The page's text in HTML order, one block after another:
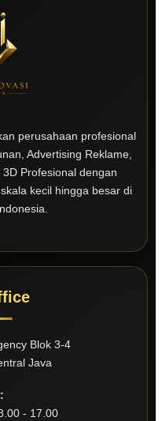
perusahaan profesional
Advertising Reklame,
Profesional dengan
kecil hingga besar di
Blok 3-4
Java
- 17.00